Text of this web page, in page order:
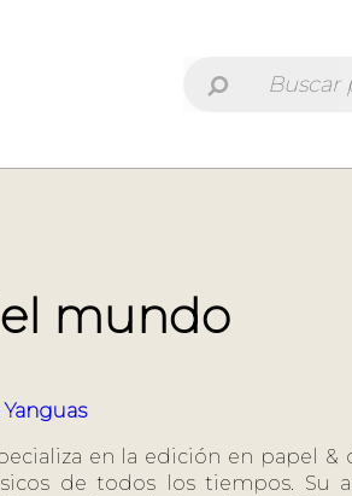
mundo
en la edición en papel &
de todos los tiempos. Su